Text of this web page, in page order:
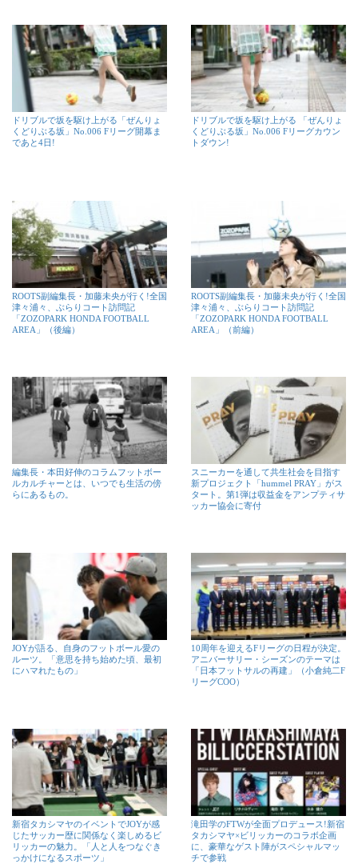
ドリブルで坂を駆け上がる「ぜんりょ
くどりぶる坂」No.006 Fリーグ開幕ま
であと4日!
ドリブルで坂を駆け上がる 「ぜんりょ
くどりぶる坂」No.006 Fリーグカウン
トダウン!
ROOTS副編集長・加藤未央が行く!全国
津々浦々、ぶらりコート訪問記
「ZOZOPARK HONDA FOOTBALL
AREA」（後編）
ROOTS副編集長・加藤未央が行く!全国
津々浦々、ぶらりコート訪問記
「ZOZOPARK HONDA FOOTBALL
AREA」（前編）
編集長・本田好伸のコラムフットボー
ルカルチャーとは、いつでも生活の傍
らにあるもの。
スニーカーを通して共生社会を目指す
新プロジェクト「hummel PRAY」がス
タート。第1弾は収益金をアンプティサ
ッカー協会に寄付
JOYが語る、自身のフットボール愛の
ルーツ。「意思を持ち始めた頃、最初
にハマれたもの」
10周年を迎えるFリーグの日程が決定。
アニバーサリー・シーズンのテーマは
「日本フットサルの再建」（小倉純二F
リーグCOO）
新宿タカシマヤのイベントでJOYが感
じたサッカー歴に関係なく楽しめるビ
リッカーの魅力。「人と人をつなぐき
っかけになるスポーツ」
滝田学のFTWが全面プロデュース!新宿
タカシマヤ×ビリッカーのコラボ企画
に、豪華なゲスト陣がスペシャルマッ
チで参戦